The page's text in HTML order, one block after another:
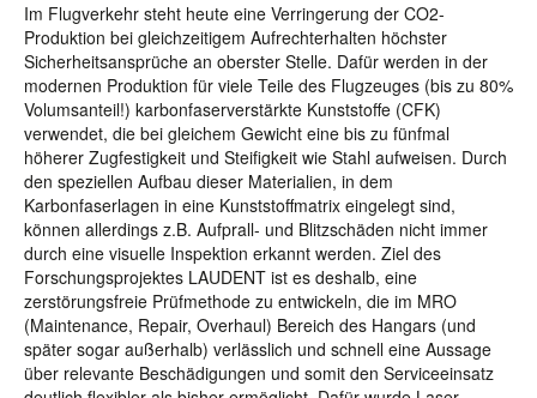
Im Flugverkehr steht heute eine Verringerung der CO2-
Produktion bei gleichzeitigem Aufrechterhalten höchster
Sicherheitsansprüche an oberster Stelle. Dafür werden in der
modernen Produktion für viele Teile des Flugzeuges (bis zu 80%
Volumsanteil!) karbonfaserverstärkte Kunststoffe (CFK)
verwendet, die bei gleichem Gewicht eine bis zu fünfmal
höherer Zugfestigkeit und Steifigkeit wie Stahl aufweisen. Durch
den speziellen Aufbau dieser Materialien, in dem
Karbonfaserlagen in eine Kunststoffmatrix eingelegt sind,
können allerdings z.B. Aufprall- und Blitzschäden nicht immer
durch eine visuelle Inspektion erkannt werden. Ziel des
Forschungsprojektes LAUDENT ist es deshalb, eine
zerstörungsfreie Prüfmethode zu entwickeln, die im MRO
(Maintenance, Repair, Overhaul) Bereich des Hangars (und
später sogar außerhalb) verlässlich und schnell eine Aussage
über relevante Beschädigungen und somit den Serviceeinsatz